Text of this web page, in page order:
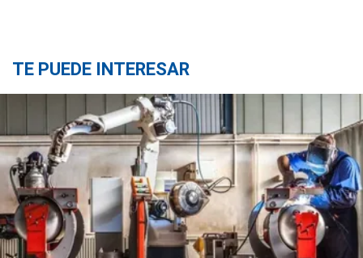
TE PUEDE INTERESAR